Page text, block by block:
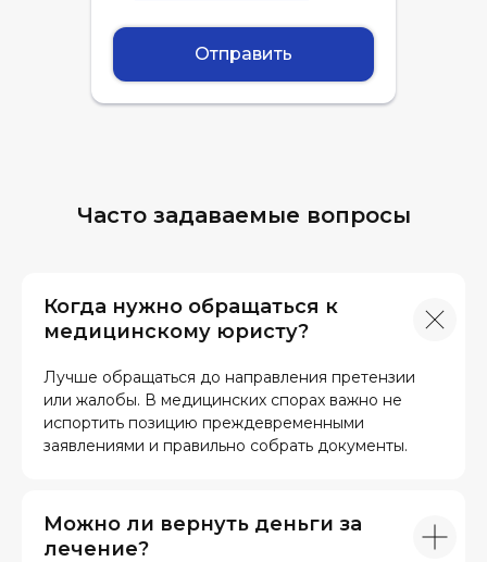
Отправить
Часто задаваемые вопросы
Когда нужно обращаться к
медицинскому юристу?
Лучше обращаться до направления претензии
или жалобы. В медицинских спорах важно не
испортить позицию преждевременными
заявлениями и правильно собрать документы.
Можно ли вернуть деньги за
лечение?